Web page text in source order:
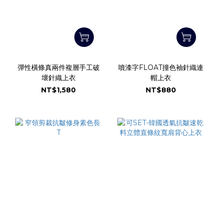
彈性橫條真兩件複層手工破
壞針織上衣
NT$1,580
噴漆字FLOAT撞色袖針織連
帽上衣
NT$880